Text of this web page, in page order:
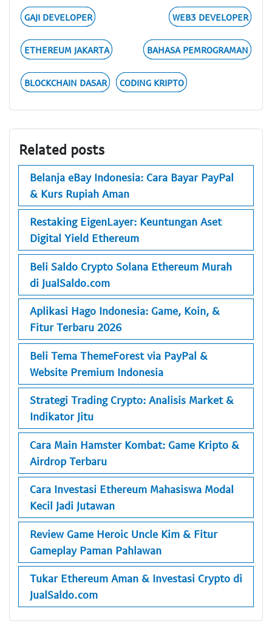
GAJI DEVELOPER WEB3 DEVELOPER
ETHEREUM JAKARTA BAHASA PEMROGRAMAN
BLOCKCHAIN DASAR CODING KRIPTO
Related posts
Belanja eBay Indonesia: Cara Bayar PayPal
& Kurs Rupiah Aman
Restaking EigenLayer: Keuntungan Aset
Digital Yield Ethereum
Beli Saldo Crypto Solana Ethereum Murah
di JualSaldo.com
Aplikasi Hago Indonesia: Game, Koin, &
Fitur Terbaru 2026
Beli Tema ThemeForest via PayPal &
Website Premium Indonesia
Strategi Trading Crypto: Analisis Market &
Indikator Jitu
Cara Main Hamster Kombat: Game Kripto &
Airdrop Terbaru
Cara Investasi Ethereum Mahasiswa Modal
Kecil Jadi Jutawan
Review Game Heroic Uncle Kim & Fitur
Gameplay Paman Pahlawan
Tukar Ethereum Aman & Investasi Crypto di
JualSaldo.com